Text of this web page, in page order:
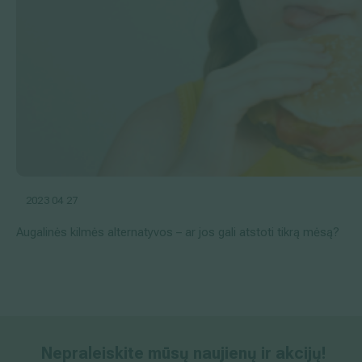
2023 04 27
Augalinės kilmės alternatyvos – ar jos gali atstoti tikrą mėsą?